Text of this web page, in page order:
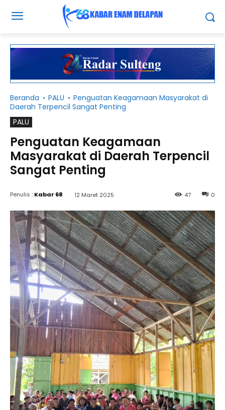
Beranda PALU
Penguatan Keagamaan Masyarakat di
Daerah Terpencil Sangat Penting
PALU
Penguatan Keagamaan
Masyarakat di Daerah Terpencil
Sangat Penting
Penulis : Kabar 68 12 Maret 2025 0
47